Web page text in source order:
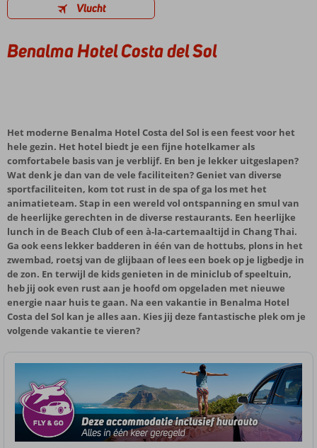
Vlucht
Benalma Hotel Costa del Sol
Het moderne Benalma Hotel Costa del Sol is een feest voor het
hele gezin. Het hotel biedt je een fijne hotelkamer als
comfortabele basis van je verblijf. En ben je lekker uitgeslapen?
Wat denk je dan van de vele faciliteiten? Geniet van diverse
sportfaciliteiten, kom tot rust in de spa of ga los met het
animatieteam. Stap in een wereld vol ontspanning en smul van
de heerlijke gerechten in de diverse restaurants. Een heerlijke
lunch in de Beach Club of een à-la-cartemaaltijd in Chang Thai.
Ga ook eens lekker badderen in één van de hottubs, plons in het
zwembad, roetsj van de glijbaan of lees een boek op je ligbedje in
de zon. En terwijl de kids genieten in de miniclub of speeltuin,
heb jij ook even rust aan je hoofd om opgeladen met nieuwe
energie naar huis te gaan. Na een vakantie in Benalma Hotel
Costa del Sol kan je alles aan. Kies jij deze fantastische plek om je
volgende vakantie te vieren?